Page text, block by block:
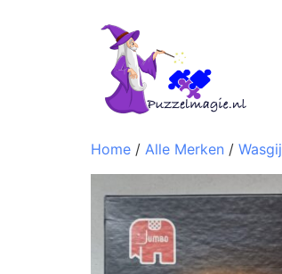
Home / Alle Merken / Wasgij